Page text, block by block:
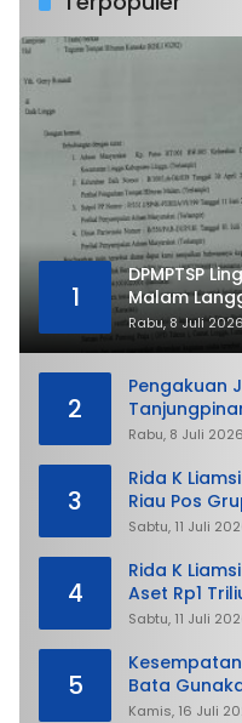
1
DPMPTSP
Malam
Rabu, 8 Juli 2026
2
Pengakuan
demi Untung”
Rabu, 8 Juli 2026
3
Rida K
Riau Pos
Sabtu, 11 Juli
4
Rida K
Aset Rp1
Membela
Sabtu, 11 Juli
5
Bata
Lunak Ditjen
Kamis, 16 Juli